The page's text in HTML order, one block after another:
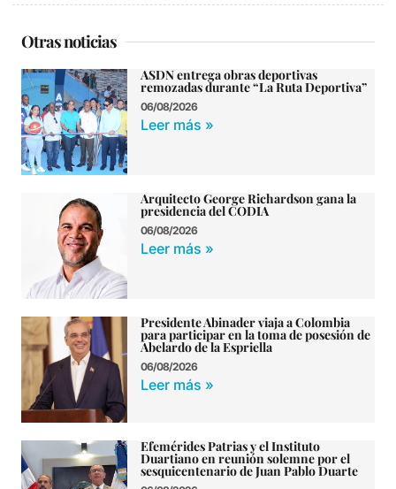
Otras noticias
ASDN entrega obras deportivas
remozadas durante “La Ruta Deportiva”
06/08/2026
Leer más »
Arquitecto George Richardson gana la
presidencia del CODIA
06/08/2026
Leer más »
Presidente Abinader viaja a Colombia
para participar en la toma de posesión de
Abelardo de la Espriella
06/08/2026
Leer más »
Efemérides Patrias y el Instituto
Duartiano en reunión solemne por el
sesquicentenario de Juan Pablo Duarte